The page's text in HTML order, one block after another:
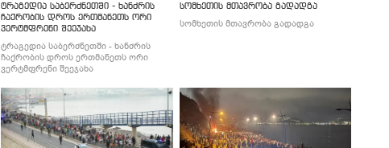
ტრაგედია საბერძნეთში - ხანძრის
ჩაქრობის დროს ერთმანეთს ორი
ვერტმფრენი შეეჯახა
ტრაგედია საბერძნეთში - ხანძრის
ჩაქრობის დროს ერთმანეთს ორი
ვერტმფრენი შეეჯახა
სომხეთის მთავრობა გადადგა
სომხეთის მთავრობა გადადგა